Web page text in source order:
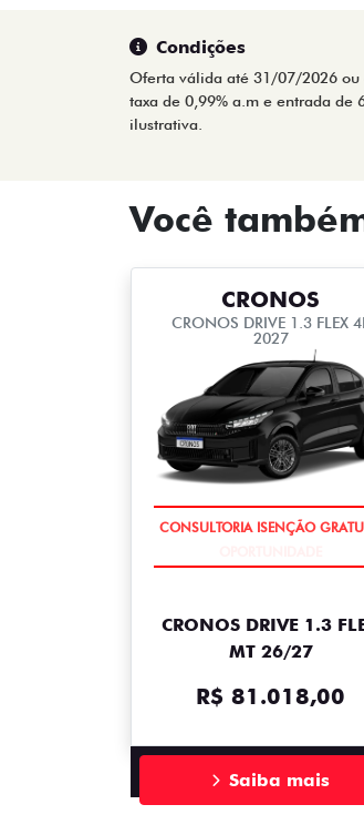
Condições
Oferta válida até 31/07/2026 ou
taxa de 0,99% a.m e entrada de
ilustrativa.
Você
CRONOS
CRONOS DRIVE 1.3 FLEX
2027
CONSULTORIA ISENÇÃO
CRONOS DRIVE 1.3
MT 26/27
R$ 81.018,00
Saiba mais